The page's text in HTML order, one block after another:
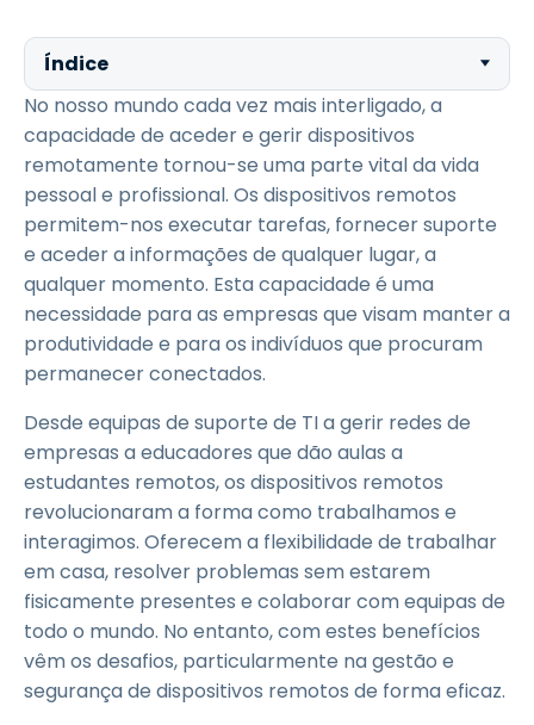
Índice
No nosso mundo cada vez mais interligado, a
capacidade de aceder e gerir dispositivos
remotamente tornou-se uma parte vital da vida
pessoal e profissional. Os dispositivos remotos
permitem-nos executar tarefas, fornecer suporte
e aceder a informações de qualquer lugar, a
qualquer momento. Esta capacidade é uma
necessidade para as empresas que visam manter a
produtividade e para os indivíduos que procuram
permanecer conectados.
Desde equipas de suporte de TI a gerir redes de
empresas a educadores que dão aulas a
estudantes remotos, os dispositivos remotos
revolucionaram a forma como trabalhamos e
interagimos. Oferecem a flexibilidade de trabalhar
em casa, resolver problemas sem estarem
fisicamente presentes e colaborar com equipas de
todo o mundo. No entanto, com estes benefícios
vêm os desafios, particularmente na gestão e
segurança de dispositivos remotos de forma eficaz.